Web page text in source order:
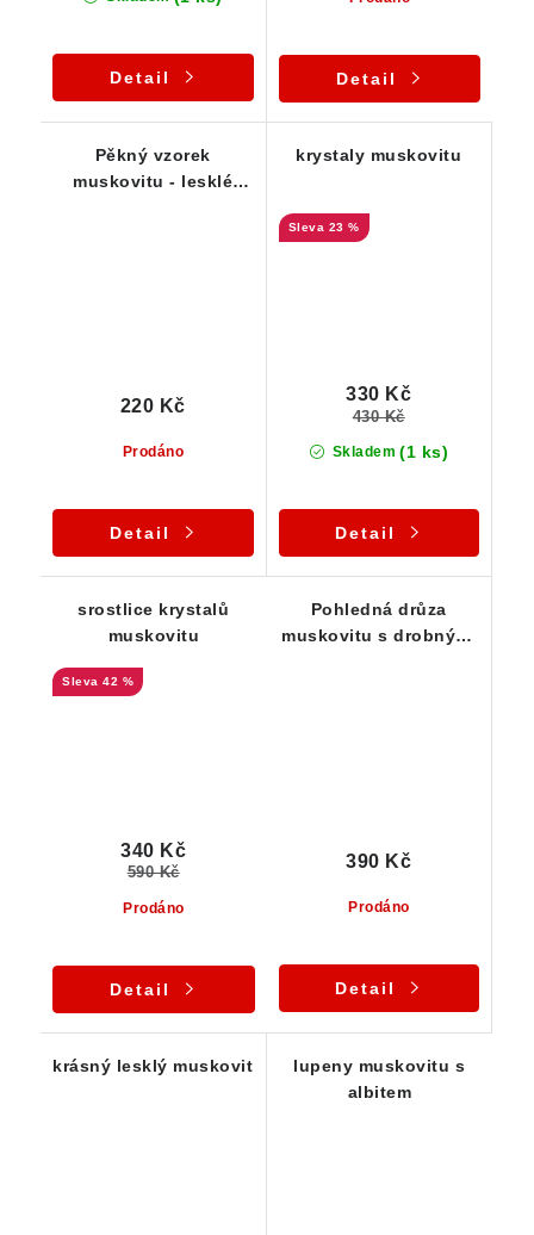
Detail Detail
Pěkný vzorek
muskovitu - lesklé
Prodáno
220 Kč
Detail
krystaly muskovitu
23 %
Skladem (1 ks)
330 Kč
430 Kč
Detail
srostlice krystalů
muskovitu
42 %
Prodáno
340 Kč
590 Kč
Detail
Pohledná drůza
muskovitu s drobnými
Prodáno
390 Kč
Detail
krásný lesklý muskovit
lupeny muskovitu s
albitem